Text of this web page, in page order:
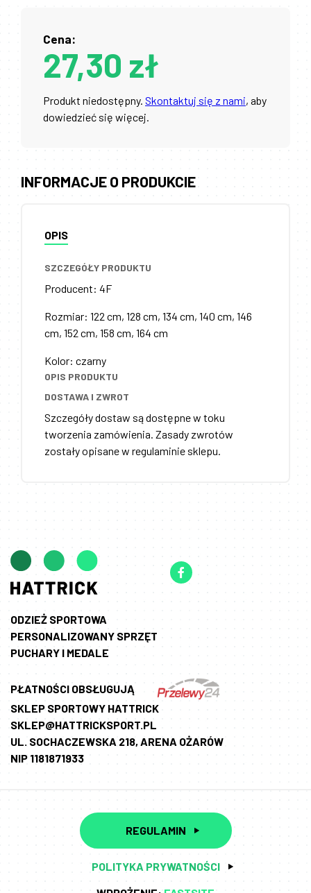
Cena:
27,30 zł
Produkt niedostępny. Skontaktuj się z nami, aby
dowiedzieć się więcej.
INFORMACJE O PRODUKCIE
OPIS
SZCZEGÓŁY PRODUKTU
Producent: 4F
Rozmiar: 122 cm, 128 cm, 134 cm, 140 cm, 146
cm, 152 cm, 158 cm, 164 cm
Kolor: czarny
OPIS PRODUKTU
DOSTAWA I ZWROT
Szczegóły dostaw są dostępne w toku
tworzenia zamówienia. Zasady zwrotów
zostały opisane w regulaminie sklepu.
ODZIEŻ SPORTOWA
PERSONALIZOWANY SPRZĘT
PUCHARY I MEDALE
PŁATNOŚCI OBSŁUGUJĄ
SKLEP SPORTOWY HATTRICK
SKLEP@HATTRICKSPORT.PL
UL. SOCHACZEWSKA 218, ARENA OŻARÓW
NIP 1181871933
REGULAMIN
POLITYKA PRYWATNOŚCI